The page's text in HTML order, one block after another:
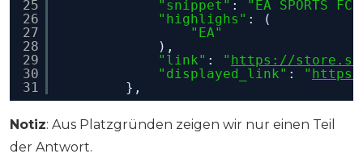
25
26
27
28
29
30
31
"snippet" :
"EA SPORTS
"highlighs" : (
"EA"
),
"link" : " https://
"displayed_link" : "
},
Notiz: Aus Platzgründen zeigen wir nur einen Teil
der Antwort.